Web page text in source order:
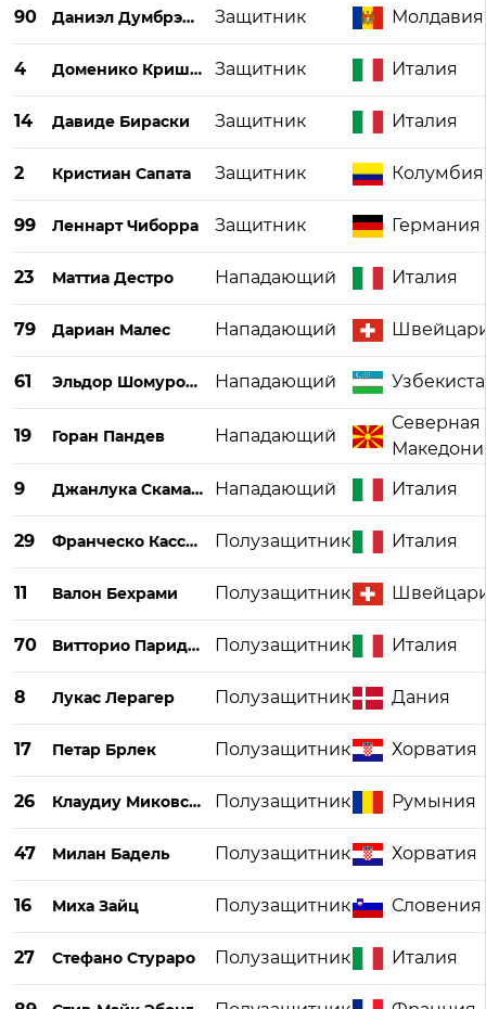
90 Даниэл Думбрэвану Защитник Молдавия
4 Доменико Кришито Защитник Италия
14 Давиде Бираски Защитник Италия
2 Кристиан Сапата Защитник Колумбия
99 Леннарт Чиборра Защитник Германия
23 Маттиа Дестро Нападающий Италия
79 Дариан Малес Нападающий
61 Эльдор Шомуродов Нападающий
19 Горан Пандев Нападающий
Северная
9
Джанлука Скамакка Нападающий Италия
29 Франческо Кассата Полузащитник Италия
11 Валон Бехрами Полузащитник
70 Витторио Париджини Полузащитник Италия
8 Лукас Лерагер Полузащитник Дания
17 Петар Брлек Полузащитник Хорватия
26 Клаудиу Миковски Полузащитник Румыния
47 Милан Бадель Полузащитник Хорватия
16 Миха Зайц Полузащитник Словения
27 Стефано Стураро Полузащитник Италия